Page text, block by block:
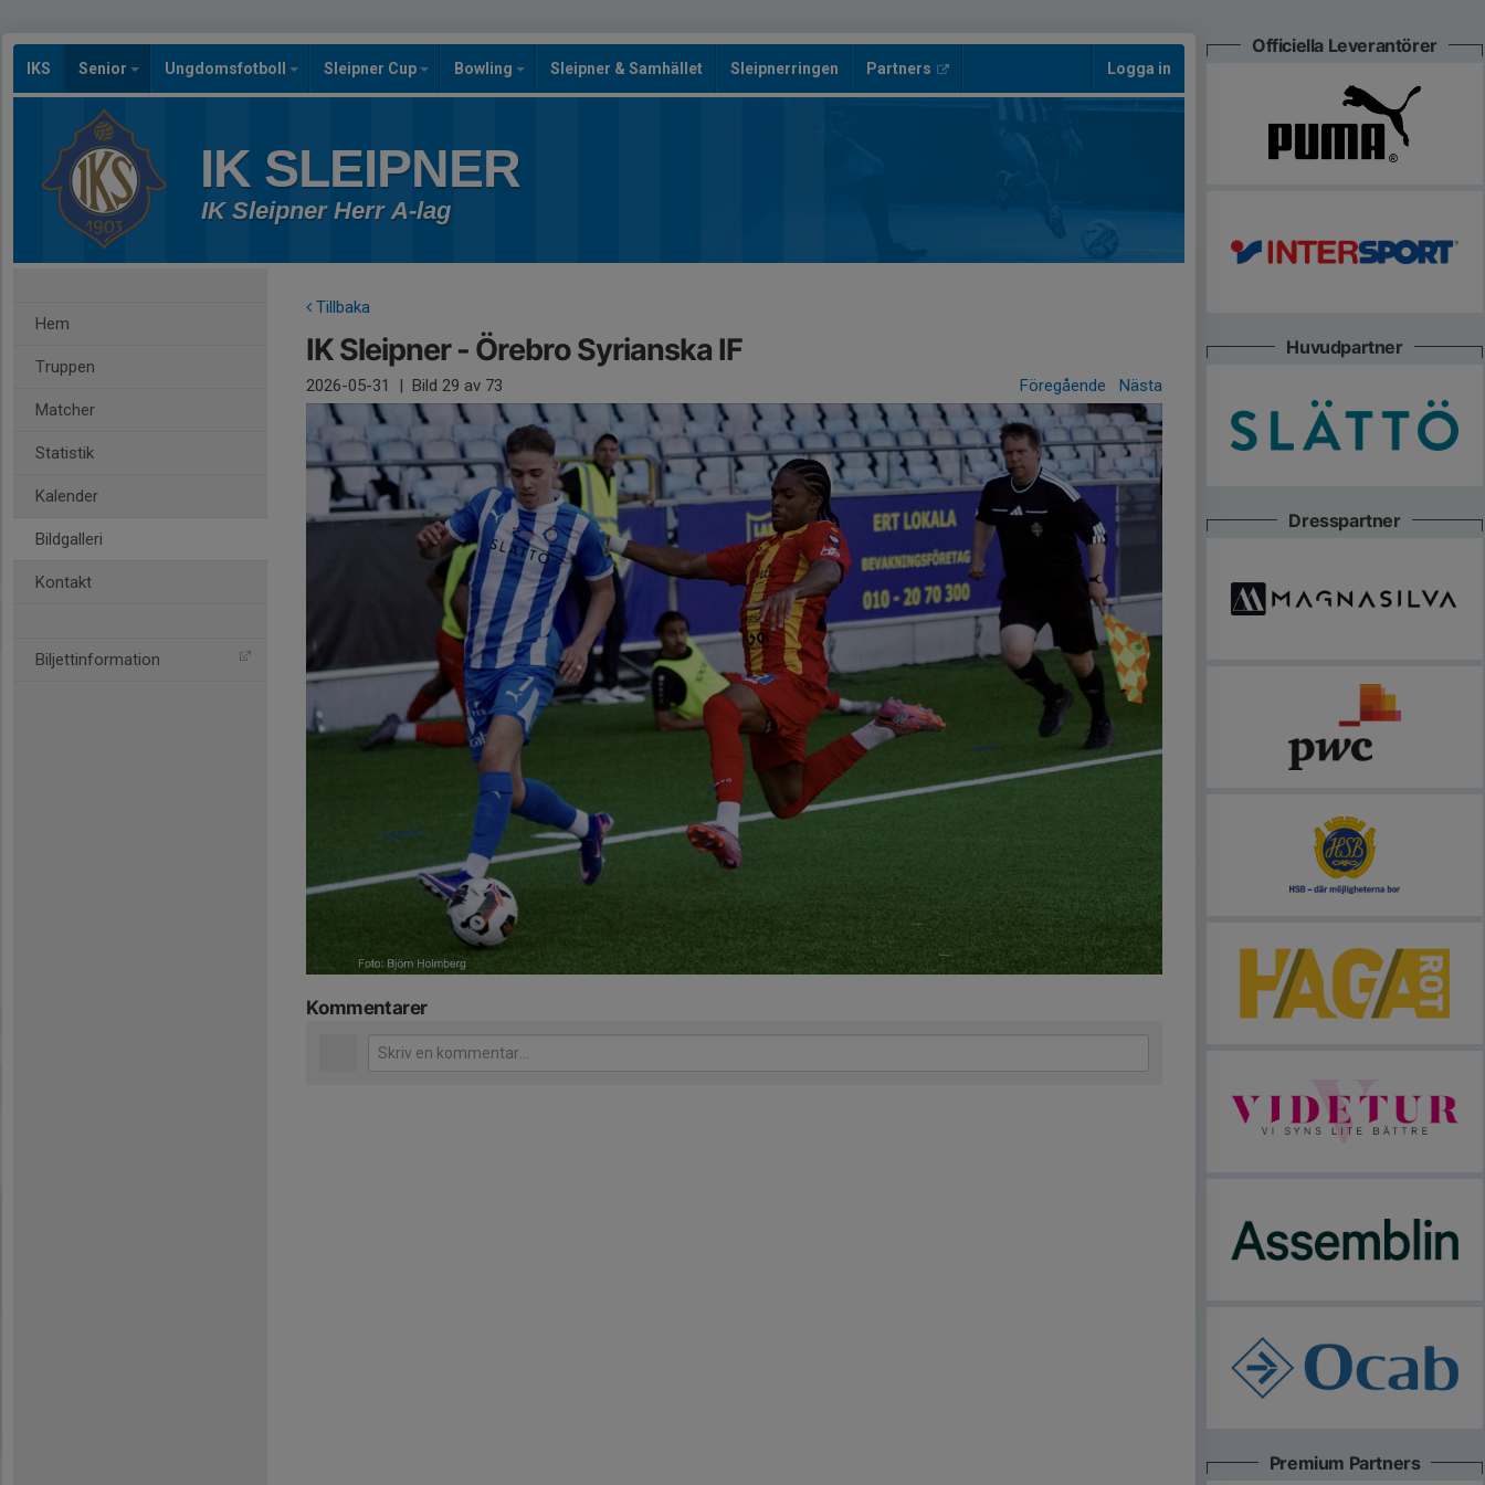
IKS Senior Ungdomsfotboll Sleipner Cup Bowling Sleipner & Samhället Sleipnerringen Partners Logga in
IK SLEIPNER
IK Sleipner Herr A-lag
Hem
Truppen
Matcher
Statistik
Kalender
Bildgalleri
Kontakt
Biljettinformation
Tillbaka
IK Sleipner - Örebro Syrianska IF
2026-05-31 | Bild 29 av 73 Föregående Nästa
Kommentarer
Officiella Leverantörer
Huvudpartner
Dresspartner
Premium Partners